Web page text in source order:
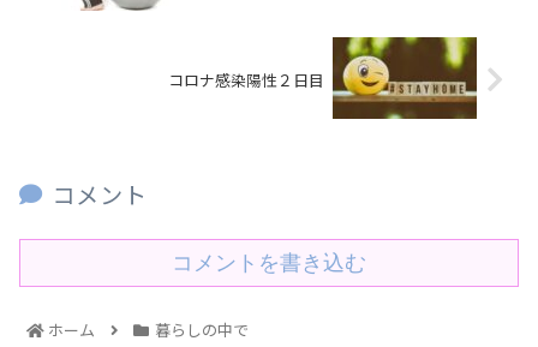
コロナ感染陽性２日目
コメント
コメントを書き込む
ホーム 暮らしの中で